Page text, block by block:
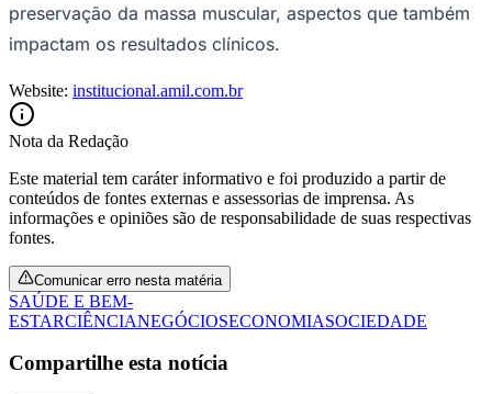
preservação da massa muscular, aspectos que também
impactam os resultados clínicos.
Website: institucional.amil.com.br
Nota da Redação
Este material tem caráter informativo e foi produzido a partir de
conteúdos de fontes externas e assessorias de imprensa. As
informações e opiniões são de responsabilidade de suas respectivas
fontes.
Comunicar erro nesta matéria
SAÚDE E BEM-
ESTARCIÊNCIANEGÓCIOSECONOMIASOCIEDADE
Compartilhe esta notícia